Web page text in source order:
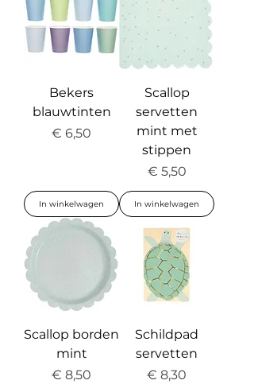
Bekers
blauwtinten
Prijs
€ 6,50
In winkelwagen
Scallop
servetten
mint met
stippen
Prijs
€ 5,50
In winkelwagen
Scallop borden
mint
Prijs
€ 8,50
Schildpad
servetten
Prijs
€ 8,30